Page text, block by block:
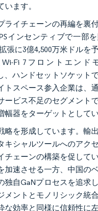
ます。
ライチェーンの再編を裏付
インセンティブで一部を
張に3億4,500万米ドルを
Wi-Fi 7フロントエンド
、ハンドセットソケット
トスペース参入企業は、
ービス不足のセグメント
幅器をターゲットとしてい
略を形成しています。輸
キシャルツールへのアク
チェーンの構築を促して
加速させる一方、中国の
独自GaNプロセスを追求
メントとモノリシック統
な効率と同様に信頼性に